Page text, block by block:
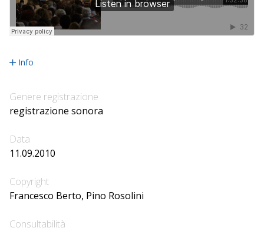
Info
Genere registrazione
registrazione sonora
Data
11.09.2010
Copyright
Francesco Berto, Pino Rosolini
Consultabilità